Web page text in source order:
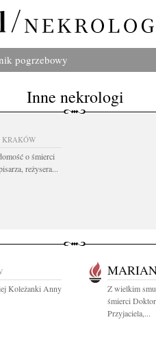
pogrzebowy
Inne nekrologi
KRAKÓW
o śmierci
reżysera...
Koleżanki Anny
Z wielkim
śmierci
Przyjaciela,...